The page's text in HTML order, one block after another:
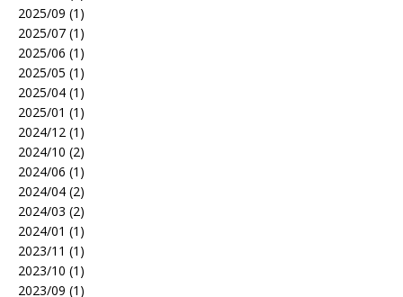
2025/09 (1)
2025/07 (1)
2025/06 (1)
2025/05 (1)
2025/04 (1)
2025/01 (1)
2024/12 (1)
2024/10 (2)
2024/06 (1)
2024/04 (2)
2024/03 (2)
2024/01 (1)
2023/11 (1)
2023/10 (1)
2023/09 (1)